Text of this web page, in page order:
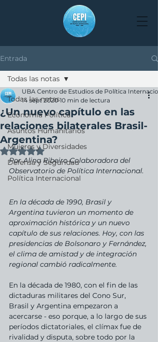
Entrada
Todas las notas
Economía Política
Asuntos Humanitarios
Mujeres y Diversidades
Defensa y Seguridad
Política Internacional
Todas las notas
¿Un nuevo capítulo en las
relaciones bilaterales Brasil-
Argentina?
UBA Centro de Estudios de Política
14 sept 2020 10 min de lectura
Obtuvo NaN de 5 estrellas.
Por Alina Ribeiro Colaboradora del
Observatorio de Política Internacional.
En la década de 1990, Brasil y
Argentina tuvieron un momento de
aproximación histórica y un nuevo
capítulo de sus relaciones. Hoy, con las
presidencias de Bolsonaro y Fernández,
el clima de amistad y de integración
regional cambió radicalmente.
En la década de 1980, con el fin de las
dictaduras militares del Cono Sur,
Brasil y Argentina empezaron a
acercarse - eso porque, a lo largo de sus
períodos dictatoriales, el clímax fue de
rivalidad y disputa, sobre todo por la